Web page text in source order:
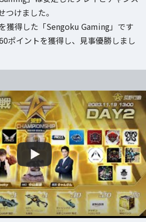
つけました。
獲得した「Sengoku Gaming」です
ポイントを獲得し、見事優勝しまし